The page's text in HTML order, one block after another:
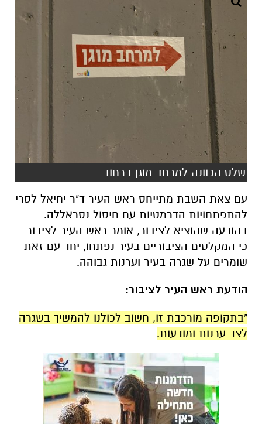
שלט הכוונה למרחב מוגן ברחוב
עם צאת השבת מתייחס ראש העיר ד"ר יחיאל לסרי
להתפתחויות הדרמטיות עם חיסול נסראללה.
בהודעה שהוציא לציבור, אומר ראש העיר לציבור
כי המקלטים הציבוריים בעיר נפתחו, יחד עם זאת
שומרים על שגרה בעיר וערנות גבוהה.
הודעת ראש העיר לציבור:
"בתקופה מורכבת זו, חשוב לכולנו להמשיך בשגרה
לצד ערנות ומודעות.